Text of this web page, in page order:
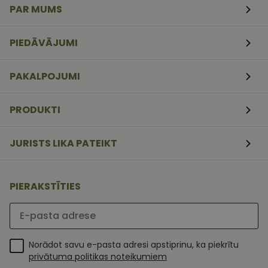
PAR MUMS
PIEDĀVĀJUMI
PAKALPOJUMI
PRODUKTI
JURISTS LIKA PATEIKT
PIERAKSTĪTIES
Lūdzu ievadiet e-pasta adresi
Norādot savu e-pasta adresi apstiprinu, ka piekrītu
privātuma politikas noteikumiem
CookieScriptConsent
Šo sīkfailu
serviss, lai
atcerētos
piekrišanas
Script.com
sīkfailu
pareizi.